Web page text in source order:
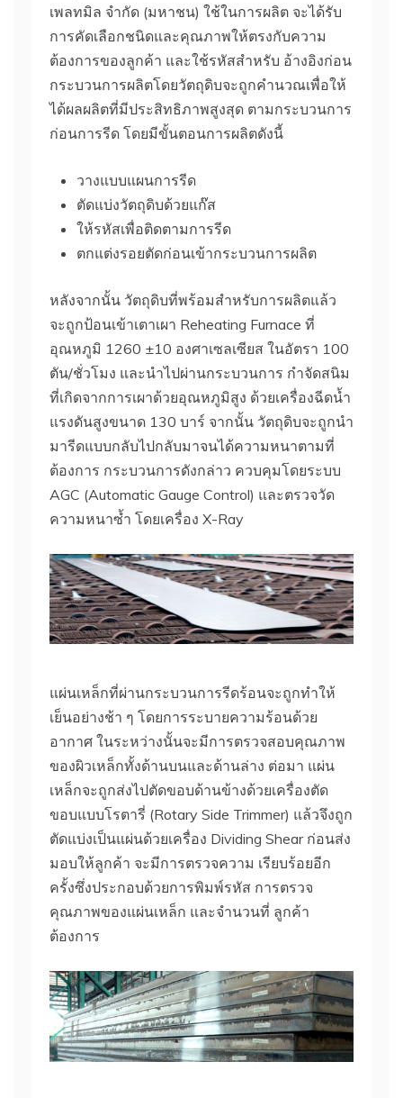
เพลทมิล จำกัด (มหาชน) ใช้ในการผลิต จะได้รับ
การคัดเลือกชนิดและคุณภาพให้ตรงกับความ
ต้องการของลูกค้า และใช้รหัสสำหรับ อ้างอิงก่อน
กระบวนการผลิตโดยวัตถุดิบจะถูกคำนวณเพื่อให้
ได้ผลผลิตที่มีประสิทธิภาพสูงสุด ตามกระบวนการ
ก่อนการรีด โดยมีขั้นตอนการผลิตดังนี้
วางแบบแผนการรีด
ตัดแบ่งวัตถุดิบด้วยแก๊ส
ให้รหัสเพื่อติดตามการรีด
ตกแต่งรอยตัดก่อนเข้ากระบวนการผลิต
หลังจากนั้น วัตถุดิบที่พร้อมสำหรับการผลิตแล้ว
จะถูกป้อนเข้าเตาเผา Reheating Furnace ที่
อุณหภูมิ 1260 ±10 องศาเซลเซียส ในอัตรา 100
ตัน/ชั่วโมง และนำไปผ่านกระบวนการ กำจัดสนิม
ที่เกิดจากการเผาด้วยอุณหภูมิสูง ด้วยเครื่องฉีดน้ำ
แรงดันสูงขนาด 130 บาร์ จากนั้น วัตถุดิบจะถูกนำ
มารีดแบบกลับไปกลับมาจนได้ความหนาตามที่
ต้องการ กระบวนการดังกล่าว ควบคุมโดยระบบ
AGC (Automatic Gauge Control) และตรวจวัด
ความหนาซ้ำ โดยเครื่อง X-Ray
แผ่นเหล็กที่ผ่านกระบวนการรีดร้อนจะถูกทำให้
เย็นอย่างช้า ๆ โดยการระบายความร้อนด้วย
อากาศ ในระหว่างนั้นจะมีการตรวจสอบคุณภาพ
ของผิวเหล็กทั้งด้านบนและด้านล่าง ต่อมา แผ่น
เหล็กจะถูกส่งไปตัดขอบด้านข้างด้วยเครื่องตัด
ขอบแบบโรตารี่ (Rotary Side Trimmer) แล้วจึงถูก
ตัดแบ่งเป็นแผ่นด้วยเครื่อง Dividing Shear ก่อนส่ง
มอบให้ลูกค้า จะมีการตรวจความ เรียบร้อยอีก
ครั้งซึ่งประกอบด้วยการพิมพ์รหัส การตรวจ
คุณภาพของแผ่นเหล็ก และจำนวนที่ ลูกค้า
ต้องการ